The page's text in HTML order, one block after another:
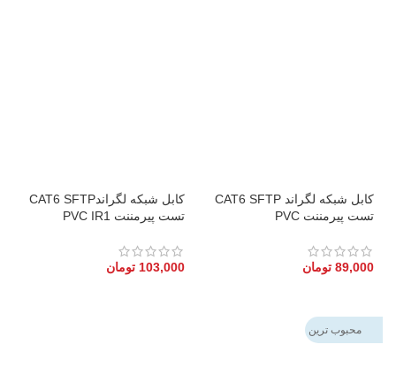
کابل شبکه لگراند CAT6 SFTP
تست پیرمننت PVC
89,000 تومان
کابل شبکه لگراندCAT6 SFTP
تست پیرمننت PVC IR1
103,000 تومان
محبوب ترین